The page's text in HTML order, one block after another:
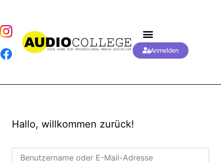
Anmelden
Hallo, willkommen zurück!